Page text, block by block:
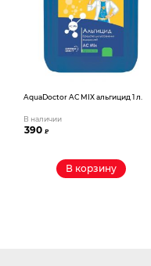
AquaDoctor AС MIX альгицид 1 л.
В наличии
390₽
В корзину